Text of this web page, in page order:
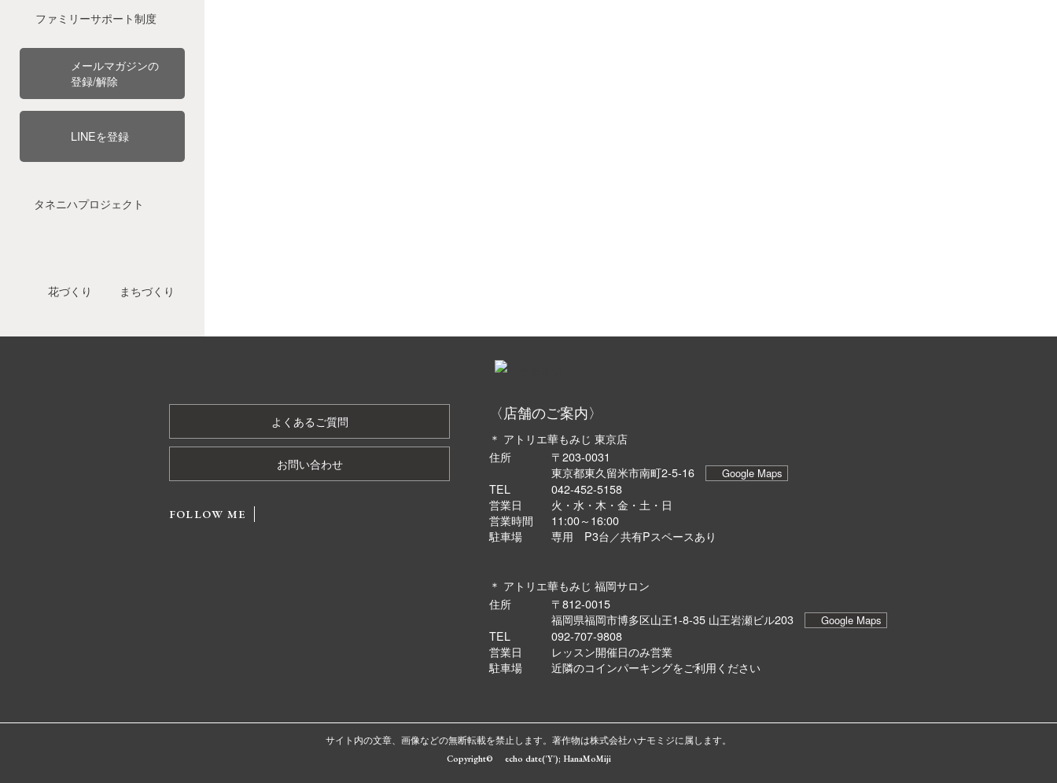
ファミリーサポート制度
メールマガジンの
登録/解除
LINEを登録
タネニハプロジェクト
花づくり まちづくり
よくあるご質問
お問い合わせ
FOLLOW ME
〈店舗のご案内〉
＊ アトリエ華もみじ 東京店
住所
〒203-0031
東京都東久留米市南町2-5-16
Google Maps
TEL
042-452-5158
営業日
火・水・木・金・土・日
営業時間
11:00～16:00
駐車場
専用 P3台／共有Pスペースあり
＊ アトリエ華もみじ 福岡サロン
住所
〒812-0015
福岡県福岡市博多区山王1-8-35 山王岩瀬ビル203
Google Maps
TEL
092-707-9808
営業日
レッスン開催日のみ営業
駐車場
近隣のコインパーキングをご利用ください
サイト内の文章、画像などの無断転載を禁止します。著作物は株式会社ハナモミジに属します。
Copyright© echo date('Y'); HanaMoMiji